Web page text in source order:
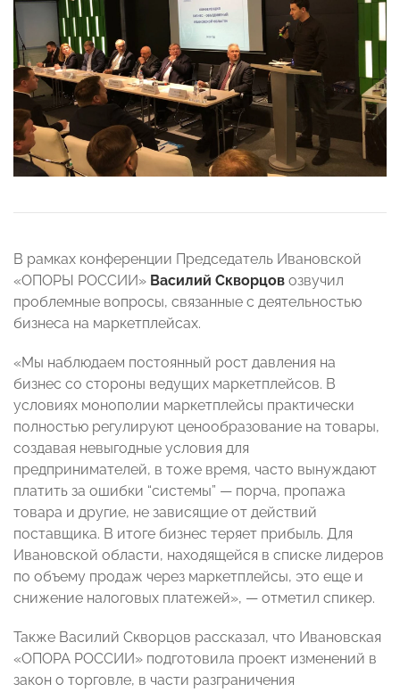
В рамках конференции Председатель Ивановской
«ОПОРЫ РОССИИ» Василий Скворцов озвучил
проблемные вопросы, связанные с деятельностью
бизнеса на маркетплейсах.
«Мы наблюдаем постоянный рост давления на
бизнес со стороны ведущих маркетплейсов. В
условиях монополии маркетплейсы практически
полностью регулируют ценообразование на товары,
создавая невыгодные условия для
предпринимателей, в тоже время, часто вынуждают
платить за ошибки “системы” — порча, пропажа
товара и другие, не зависящие от действий
поставщика. В итоге бизнес теряет прибыль. Для
Ивановской области, находящейся в списке лидеров
по объему продаж через маркетплейсы, это еще и
снижение налоговых платежей», — отметил спикер.
Также Василий Скворцов рассказал, что Ивановская
«ОПОРА РОССИИ» подготовила проект изменений в
закон о торговле, в части разграничения